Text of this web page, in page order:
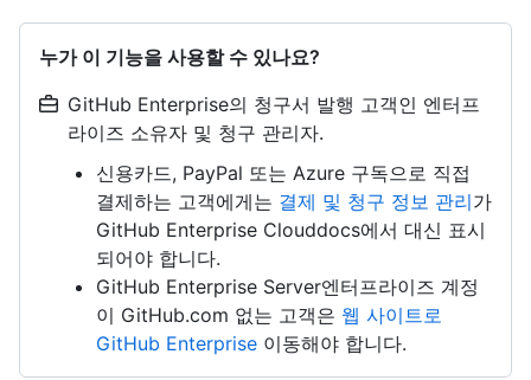
누가 이 기능을 사용할 수 있나요?
GitHub Enterprise의 청구서 발행 고객인 엔터프
라이즈 소유자 및 청구 관리자.
신용카드, PayPal 또는 Azure 구독으로 직접
결제하는 고객에게는 결제 및 청구 정보 관리가
GitHub Enterprise Clouddocs에서 대신 표시
되어야 합니다.
GitHub Enterprise Server엔터프라이즈 계정
이 GitHub.com 없는 고객은 웹 사이트로
GitHub Enterprise 이동해야 합니다.